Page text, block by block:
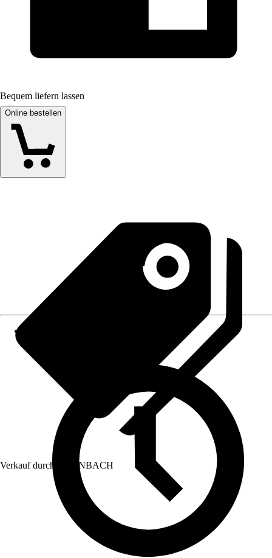
Bequem liefern lassen
Online bestellen
Verkauf durch: HORNBACH